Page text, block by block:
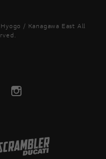
/ Kanagawa East All